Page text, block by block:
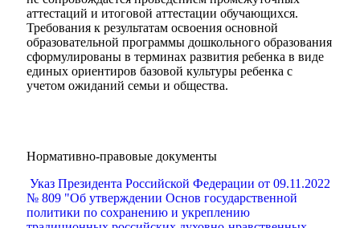
аттестаций и итоговой аттестации обучающихся.
Требования к результатам освоения основной
образовательной программы дошкольного образования
сформулированы в терминах развития ребенка в виде
единых ориентиров базовой культуры ребенка с
учетом ожиданий семьи и общества.
Нормативно-правовые документы
Указ Президента Российской Федерации от 09.11.2022
№ 809 "Об утверждении Основ государственной
политики по сохранению и укреплению